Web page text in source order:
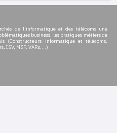
de l'informatique et des télécoms une
business, les pratiques métiers de
(Constructeurs informatique et télécoms,
ISV, MSP, VARs,...)